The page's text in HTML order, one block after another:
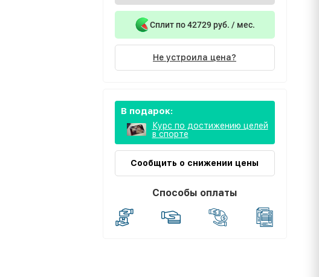
Сплит по 42729 руб. / мес.
Не устроила цена?
В подарок:
Курс по достижению целей
в спорте
Сообщить о снижении цены
Способы оплаты